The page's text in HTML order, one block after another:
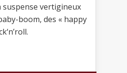
suspense vertigineux
boom, des « happy